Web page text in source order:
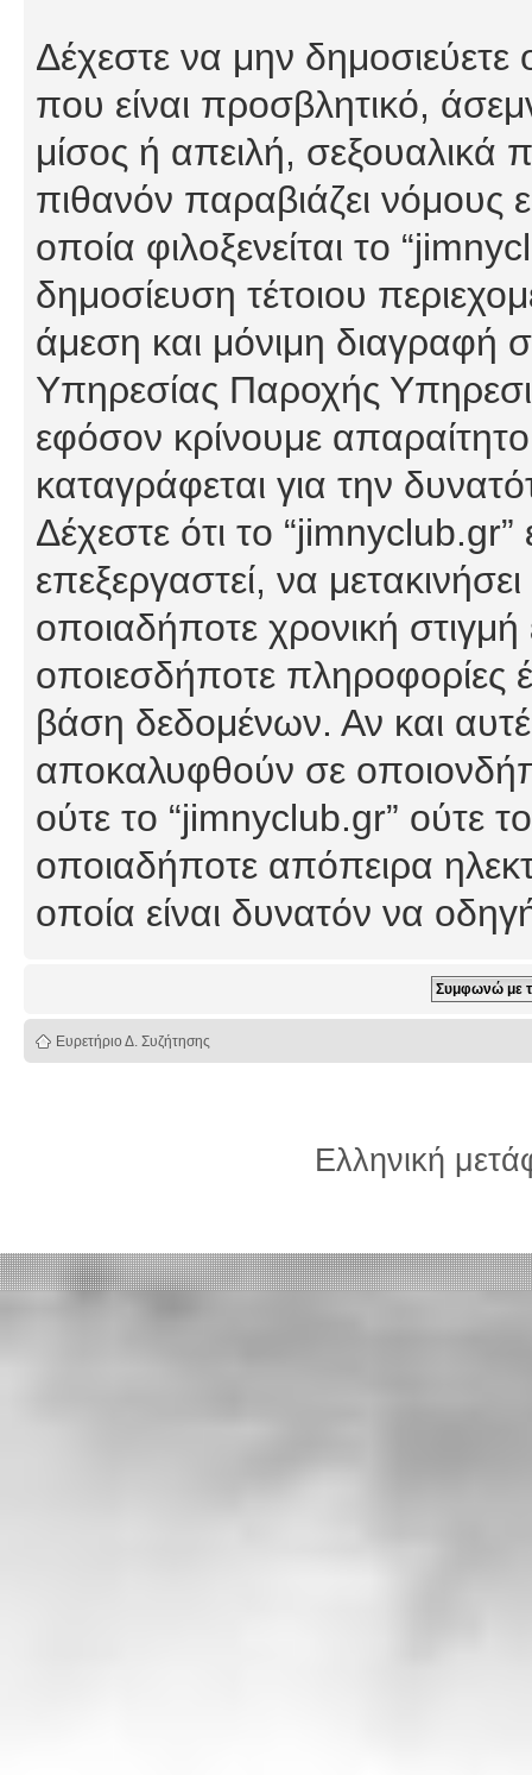
Δέχεστε να μην
που είναι προσβλητικό,
μίσος ή απειλή, σεξουαλικά
πιθανόν παραβιάζει νόμους
οποία φιλοξενείται το
δημοσίευση τέτοιου
άμεση και μόνιμη διαγραφή
Υπηρεσίας Παροχής
εφόσον κρίνουμε
καταγράφεται για την
Δέχεστε ότι το
επεξεργαστεί, να
οποιαδήποτε χρονική στιγμή
οποιεσδήποτε πληροφορίες
βάση δεδομένων. Αν και
αποκαλυφθούν σε
ούτε το “jimnyclub.gr” ούτε
οποιαδήποτε απόπειρα
οποία είναι δυνατόν να
Ευρετήριο Δ. Συζήτησης
Ελληνική